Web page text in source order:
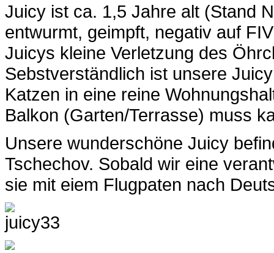
Juicy ist ca. 1,5 Jahre alt (Stand
entwurmt, geimpft, negativ auf
Juicys kleine Verletzung des
Sebstverständlich ist unsere
Katzen in eine reine
Balkon (Garten/Terrasse) muss
Unsere wunderschöne Juicy
Tschechov. Sobald wir eine
sie mit eiem Flugpaten nach